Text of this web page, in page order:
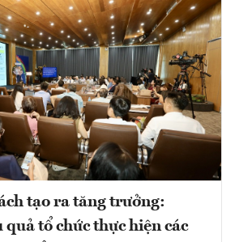
tạo ra tăng trưởng:
quả tổ chức thực hiện các